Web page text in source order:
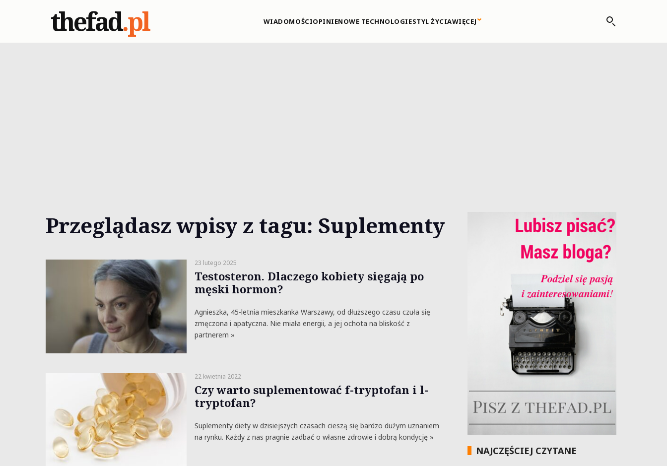
thefad.pl WIADOMOŚCIOPINIENOWE TECHNOLOGIESTYL ŻYCIAWIĘCEJ
Przeglądasz wpisy z tagu: Suplementy
23 lutego 2025
Testosteron. Dlaczego kobiety sięgają po
męski hormon?
Agnieszka, 45-letnia mieszkanka Warszawy, od dłuższego czasu czuła się
zmęczona i apatyczna. Nie miała energii, a jej ochota na bliskość z
partnerem »
22 kwietnia 2022
Czy warto suplementować f-tryptofan i l-
tryptofan?
Suplementy diety w dzisiejszych czasach cieszą się bardzo dużym uznaniem
na rynku. Każdy z nas pragnie zadbać o własne zdrowie i dobrą kondycję »
NAJCZĘŚCIEJ CZYTANE